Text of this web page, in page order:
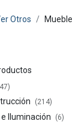
Otros
(214)
Iluminación (6)